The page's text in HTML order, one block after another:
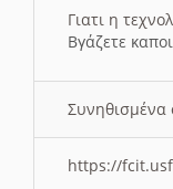
Γιατι η
Βγάζετε
https://